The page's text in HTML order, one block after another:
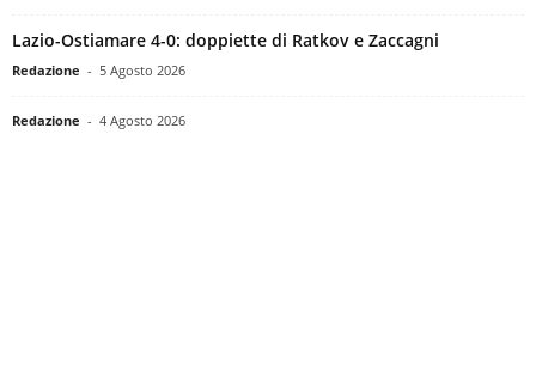
Lazio-Ostiamare 4-0: doppiette di Ratkov e Zaccagni
Redazione - 5 Agosto 2026
Redazione - 4 Agosto 2026